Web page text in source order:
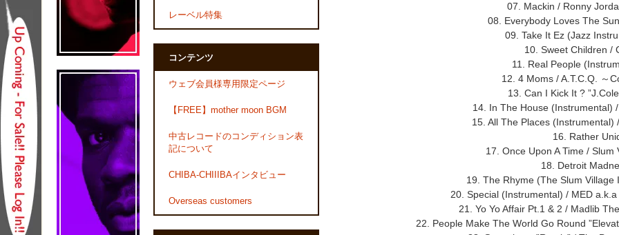
07. Mackin / Ronny
08. Everybody Loves The
09. Take It Ez (Jazz
10. Sweet Children /
11. Real People
12. 4 Moms / A.T.C.Q. ～
13. Can I Kick It ?
14. In The House (Instrumental)
15. All The Places (Instrumental)
16. Rather
17. Once Upon A Time /
18. Detroit
19. The Rhyme (The Slum
20. Special (Instrumental) / MED
21. Yo Yo Affair Pt.1 & 2 / Madlib
22. People Make The World Go Round
レーベル特集
コンテンツ
ウェブ会員様専用限定ページ
【FREE】mother moon BGM
中古レコードのコンディション表
記について
CHIBA-CHIIIBAインタビュー
Overseas customers